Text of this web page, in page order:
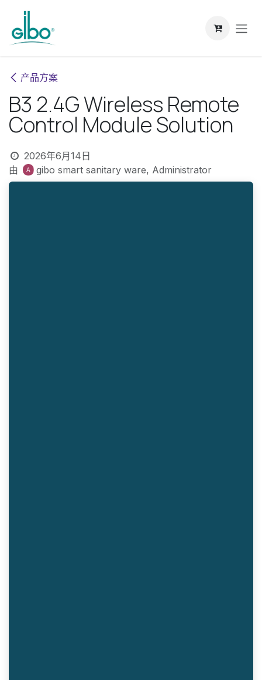
产品方案
B3 2.4G Wireless Remote
Control Module Solution
2026年6月14日
由
gibo smart sanitary ware, Administrator